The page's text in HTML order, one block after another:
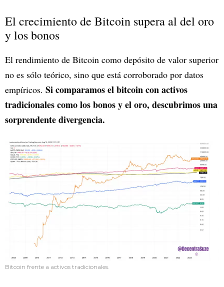
El crecimiento de Bitcoin supera al del oro
y los bonos
El rendimiento de Bitcoin como depósito de valor superior
no es sólo teórico, sino que está corroborado por datos
empíricos. Si comparamos el bitcoin con activos
tradicionales como los bonos y el oro, descubrimos una
sorprendente divergencia.
Bitcoin frente a activos tradicionales.